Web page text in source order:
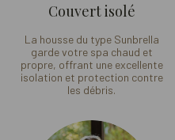
Couvert isolé
La housse du type Sunbrella
garde votre spa chaud et
propre, offrant une excellente
isolation et protection contre
les débris.